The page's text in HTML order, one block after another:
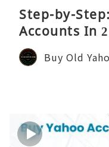
Step-by-
Accounts In
Buy Old